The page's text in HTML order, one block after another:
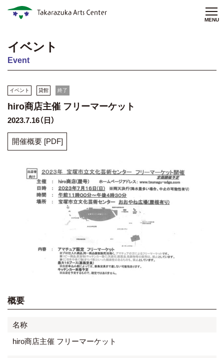
MENU
イベント
Event
イベント 貸館 終了
hiro商店主催 フリーマーケット
2023.7.16（日）
開催概要 [PDF]
概要
名称
hiro商店主催 フリーマーケット